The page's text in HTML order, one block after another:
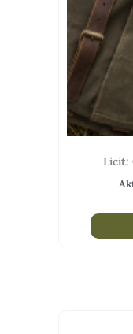
Licit: